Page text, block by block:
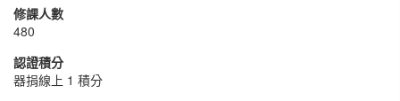
修課人數
480
認證積分
器捐線上 1 積分